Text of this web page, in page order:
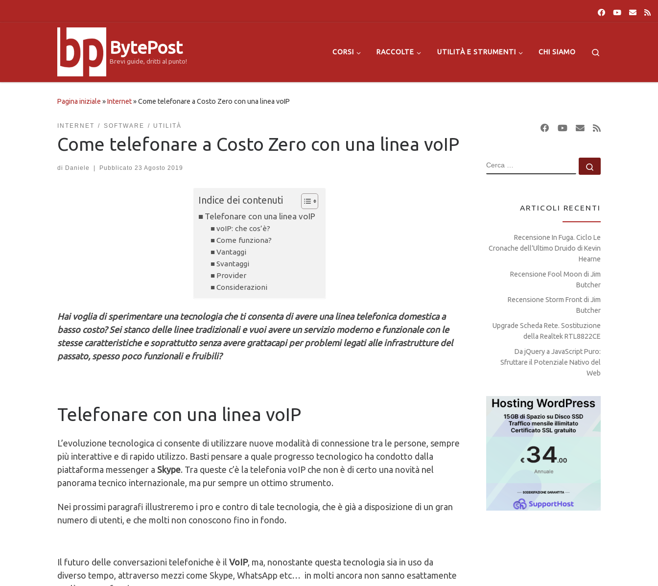
BytePost
Brevi guide, dritti al punto!
CORSI RACCOLTE UTILITÀ E STRUMENTI CHI SIAMO
Pagina iniziale »Internet»Come telefonare a Costo Zero con una linea voIP
INTERNET SOFTWARE UTILITÀ
Come telefonare a Costo Zero con una linea voIP
di Daniele Pubblicato 23 Agosto 2019
Indice dei contenuti
Telefonare con una linea voIP
voIP: che cos’è?
Come funziona?
Vantaggi
Svantaggi
Provider
Considerazioni
Hai voglia di sperimentare una tecnologia che ti consenta di avere una linea telefonica domestica a
basso costo? Sei stanco delle linee tradizionali e vuoi avere un servizio moderno e funzionale con le
stesse caratteristiche e soprattutto senza avere grattacapi per problemi legati alle infrastrutture del
passato, spesso poco funzionali e fruibili?
Telefonare con una linea voIP
L’evoluzione tecnologica ci consente di utilizzare nuove modalità di connessione tra le persone, sempre
più interattive e di rapido utilizzo. Basti pensare a quale progresso tecnologico ha condotto dalla
piattaforma messenger a Skype. Tra queste c’è la telefonia voIP che non è di certo una novità nel
panorama tecnico internazionale, ma pur sempre un ottimo strumento.
Nei prossimi paragrafi illustreremo i pro e contro di tale tecnologia, che è già a disposizione di un gran
numero di utenti, e che molti non conoscono fino in fondo.
Il futuro delle conversazioni telefoniche è il VoIP, ma, nonostante questa tecnologia sia in uso da
diverso tempo, attraverso mezzi come Skype, WhatsApp etc… in molti ancora non sanno esattamente
CERCA
ARTICOLI RECENTI
Recensione In Fuga. Ciclo Le
Cronache dell’Ultimo Druido di Kevin
Hearne
Recensione Fool Moon di Jim
Butcher
Recensione Storm Front di Jim
Butcher
Upgrade Scheda Rete. Sostituzione
della Realtek RTL8822CE
Da jQuery a JavaScript Puro:
Sfruttare il Potenziale Nativo del
Web